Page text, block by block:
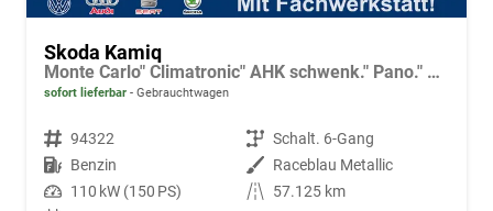
Skoda Kamiq
Monte Carlo" Climatronic" AHK schwenk." Pano." LED" Tempo.+ACC" PDC v.+h.+Kamera
sofort lieferbar Gebrauchtwagen
Fahrzeugnr. 94322 Getriebe Schalt. 6-Gang
Kraftstoff Benzin Außenfarbe Raceblau Metallic
Leistung 110 kW (150 PS) Kilometerstand
57.125 km